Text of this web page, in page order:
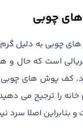
چوبی
چوبی به دلیل
است که حال و
کف پوش های چوبی
را ترجیح می
بنابراین اصلا سرد